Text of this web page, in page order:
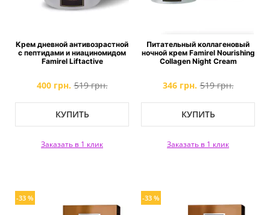
Крем дневной антивозрастной
с пептидами и ниациномидом
Famirel Liftactive
400 грн. 519 грн.
КУПИТЬ
Заказать в 1 клик
Питательный коллагеновый
ночной крем Famirel Nourishing
Collagen Night Cream
346 грн. 519 грн.
КУПИТЬ
Заказать в 1 клик
-33 % -33 %